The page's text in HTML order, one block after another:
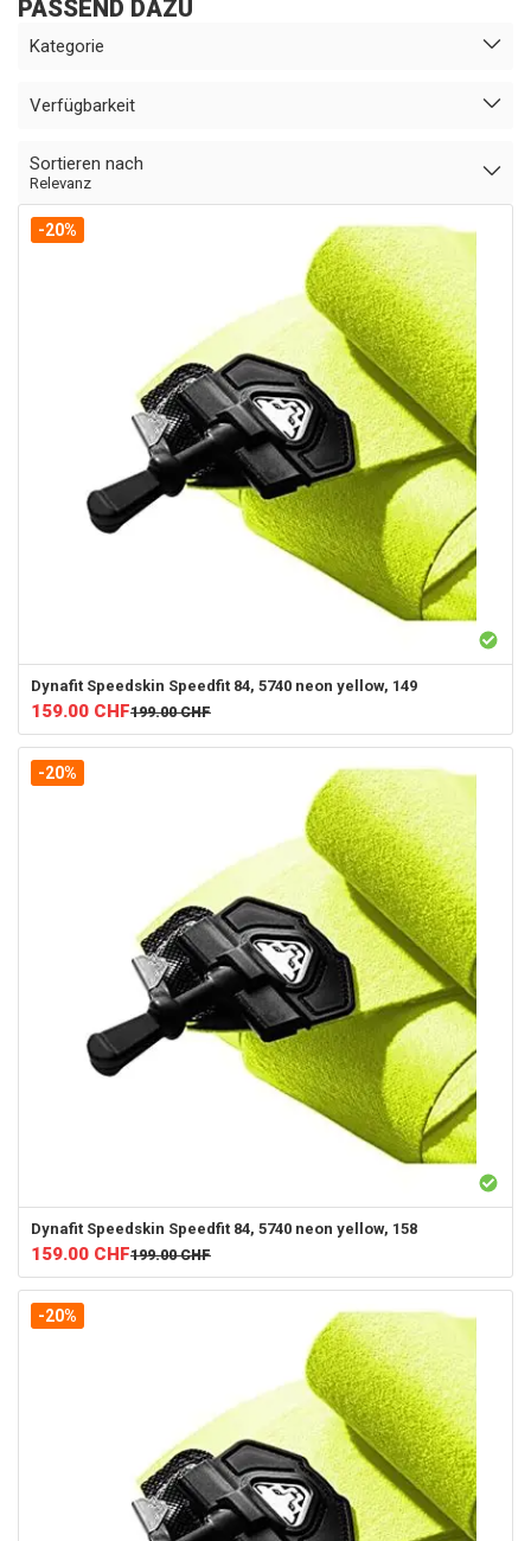
PASSEND DAZU
Kategorie
Verfügbarkeit
Sortieren nach
Relevanz
-20%
Dynafit Speedskin Speedfit 84, 5740 neon yellow, 149
159.00 CHF199.00 CHF
-20%
Dynafit Speedskin Speedfit 84, 5740 neon yellow, 158
159.00 CHF199.00 CHF
-20%